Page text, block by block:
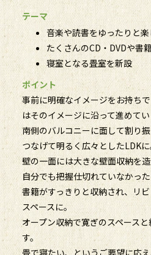
テーマ
音楽や読書をゆったりと
たくさんのCD・DVDや書
寝室となる畳室を新設
ポイント
事前に明確なイメージをお持ち
はそのイメージに沿って進めて
南側のバルコニーに面して割り
つなげて明るく広々としたLDK
壁の一面には大きな壁面収納を造
自分でも把握仕切れていなかっ
書籍がすっきりと収納され、リ
スペースに。
オープン収納で寛ぎのスペース
す。